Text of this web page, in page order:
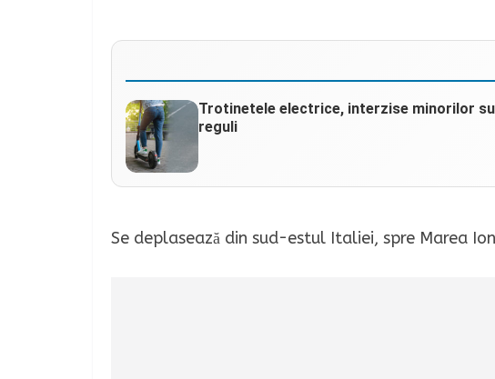
Trotinetele electrice, interzise minorilor
reguli
Se deplasează din sud-estul Italiei, spre Marea